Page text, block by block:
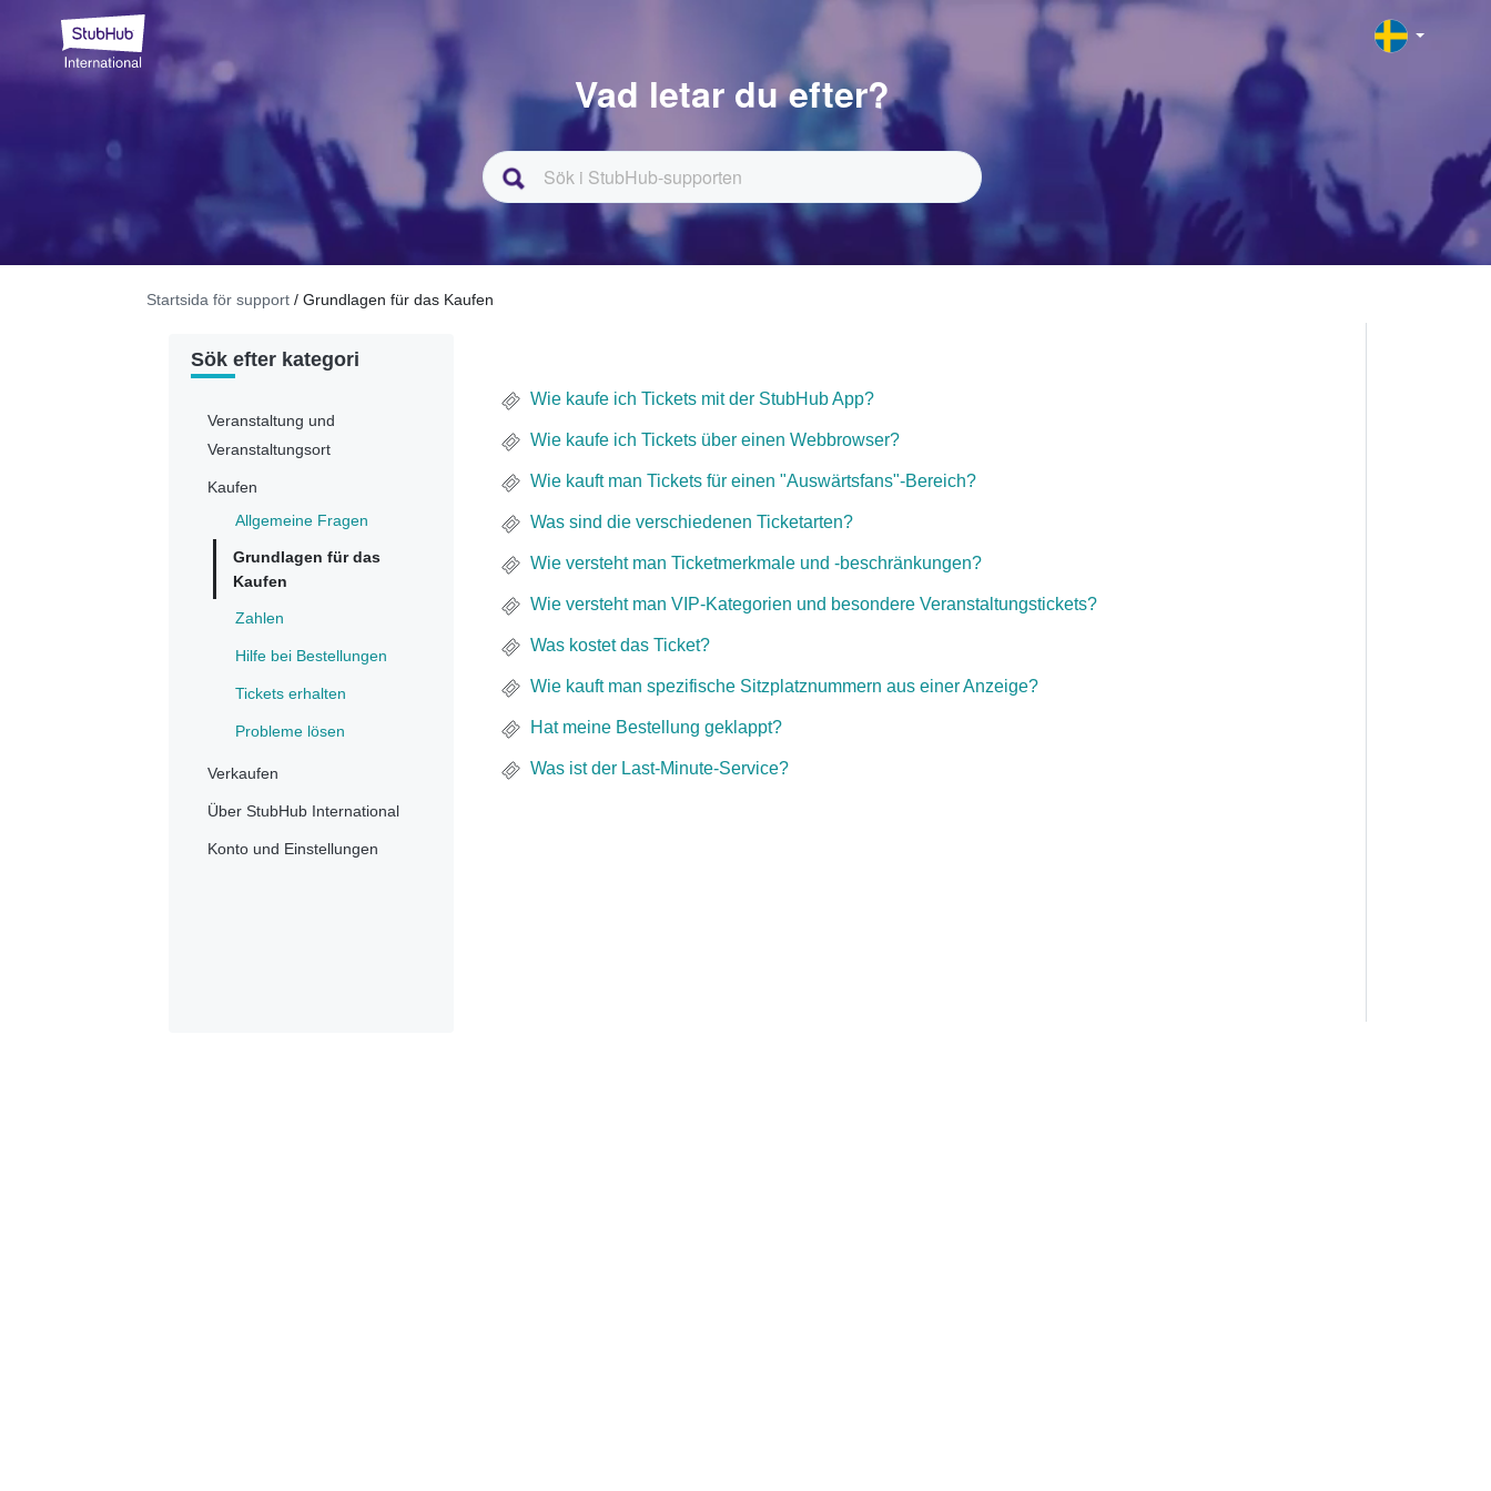
Vad letar du efter?
Startsida för support / Grundlagen für das Kaufen
Sök efter kategori
Veranstaltung und
Veranstaltungsort
Kaufen
Allgemeine Fragen
Grundlagen für das
Kaufen
Zahlen
Hilfe bei Bestellungen
Tickets erhalten
Probleme lösen
Verkaufen
Über StubHub International
Konto und Einstellungen
Wie kaufe ich Tickets mit der StubHub App?
Wie kaufe ich Tickets über einen Webbrowser?
Wie kauft man Tickets für einen "Auswärtsfans"-Bereich?
Was sind die verschiedenen Ticketarten?
Wie versteht man Ticketmerkmale und -beschränkungen?
Wie versteht man VIP-Kategorien und besondere Veranstaltungstickets?
Was kostet das Ticket?
Wie kauft man spezifische Sitzplatznummern aus einer Anzeige?
Hat meine Bestellung geklappt?
Was ist der Last-Minute-Service?